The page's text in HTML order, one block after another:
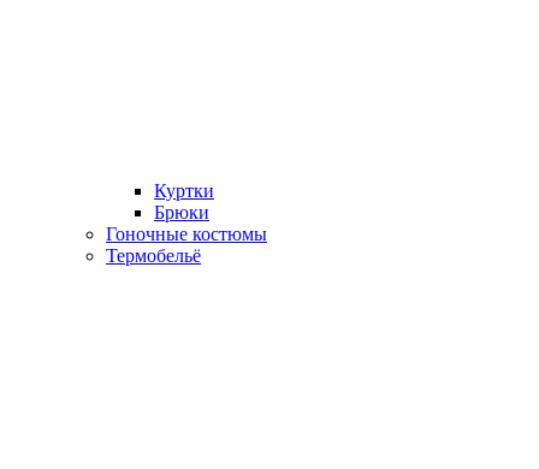
Куртки
Брюки
Гоночные костюмы
Термобельё